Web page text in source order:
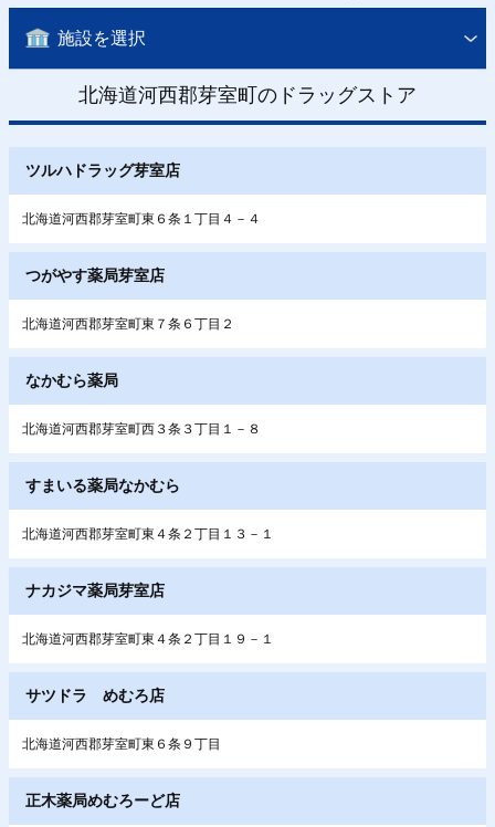
施設を選択
北海道河西郡芽室町のドラッグストア
ツルハドラッグ芽室店
北海道河西郡芽室町東６条１丁目４－４
つがやす薬局芽室店
北海道河西郡芽室町東７条６丁目２
なかむら薬局
北海道河西郡芽室町西３条３丁目１－８
すまいる薬局なかむら
北海道河西郡芽室町東４条２丁目１３－１
ナカジマ薬局芽室店
北海道河西郡芽室町東４条２丁目１９－１
サツドラ めむろ店
北海道河西郡芽室町東６条９丁目
正木薬局めむろーど店